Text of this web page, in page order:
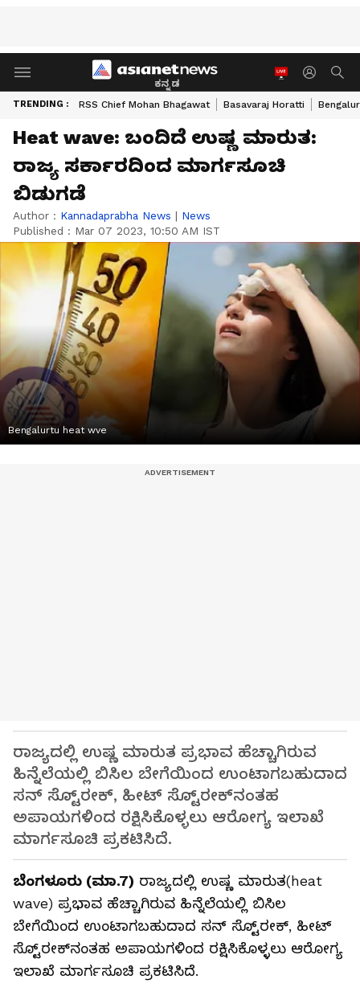
ಕನ್ನಡ
TRENDING : RSS Chief Mohan Bhagawat Basavaraj Horatti
Heat wave: ಬಂದಿದೆ ಉಷ್ಣ ಮಾರುತ:
ರಾಜ್ಯ ಸರ್ಕಾರದಿಂದ ಮಾರ್ಗಸೂಚಿ
ಬಿಡುಗಡೆ
Author : Kannadaprabha News | News
Published : Mar 07 2023, 10:50 AM IST
Bengalurtu heat wve
ರಾಜ್ಯದಲ್ಲಿ ಉಷ್ಣ ಮಾರುತ ಪ್ರಭಾವ ಹೆಚ್ಚಾಗಿರುವ
ಹಿನ್ನೆಲೆಯಲ್ಲಿ ಬಿಸಿಲ ಬೇಗೆಯಿಂದ ಉಂಟಾಗಬಹುದಾದ
ಸನ್‌ ಸ್ಟೊ್ರೕಕ್‌, ಹೀಟ್‌ ಸ್ಟೊ್ರೕಕ್‌ನಂತಹ
ಅಪಾಯಗಳಿಂದ ರಕ್ಷಿಸಿಕೊಳ್ಳಲು ಆರೋಗ್ಯ ಇಲಾಖೆ
ಮಾರ್ಗಸೂಚಿ ಪ್ರಕಟಿಸಿದೆ.
ಬೆಂಗಳೂರು (ಮಾ.7) ರಾಜ್ಯದಲ್ಲಿ ಉಷ್ಣ ಮಾರುತ(heat
wave) ಪ್ರಭಾವ ಹೆಚ್ಚಾಗಿರುವ ಹಿನ್ನೆಲೆಯಲ್ಲಿ ಬಿಸಿಲ
ಬೇಗೆಯಿಂದ ಉಂಟಾಗಬಹುದಾದ ಸನ್‌ ಸ್ಟೊ್ರೕಕ್‌, ಹೀಟ್‌
ಸ್ಟೊ್ರೕಕ್‌ನಂತಹ ಅಪಾಯಗಳಿಂದ ರಕ್ಷಿಸಿಕೊಳ್ಳಲು ಆರೋಗ್ಯ
ಇಲಾಖೆ ಮಾರ್ಗಸೂಚಿ ಪ್ರಕಟಿಸಿದೆ.